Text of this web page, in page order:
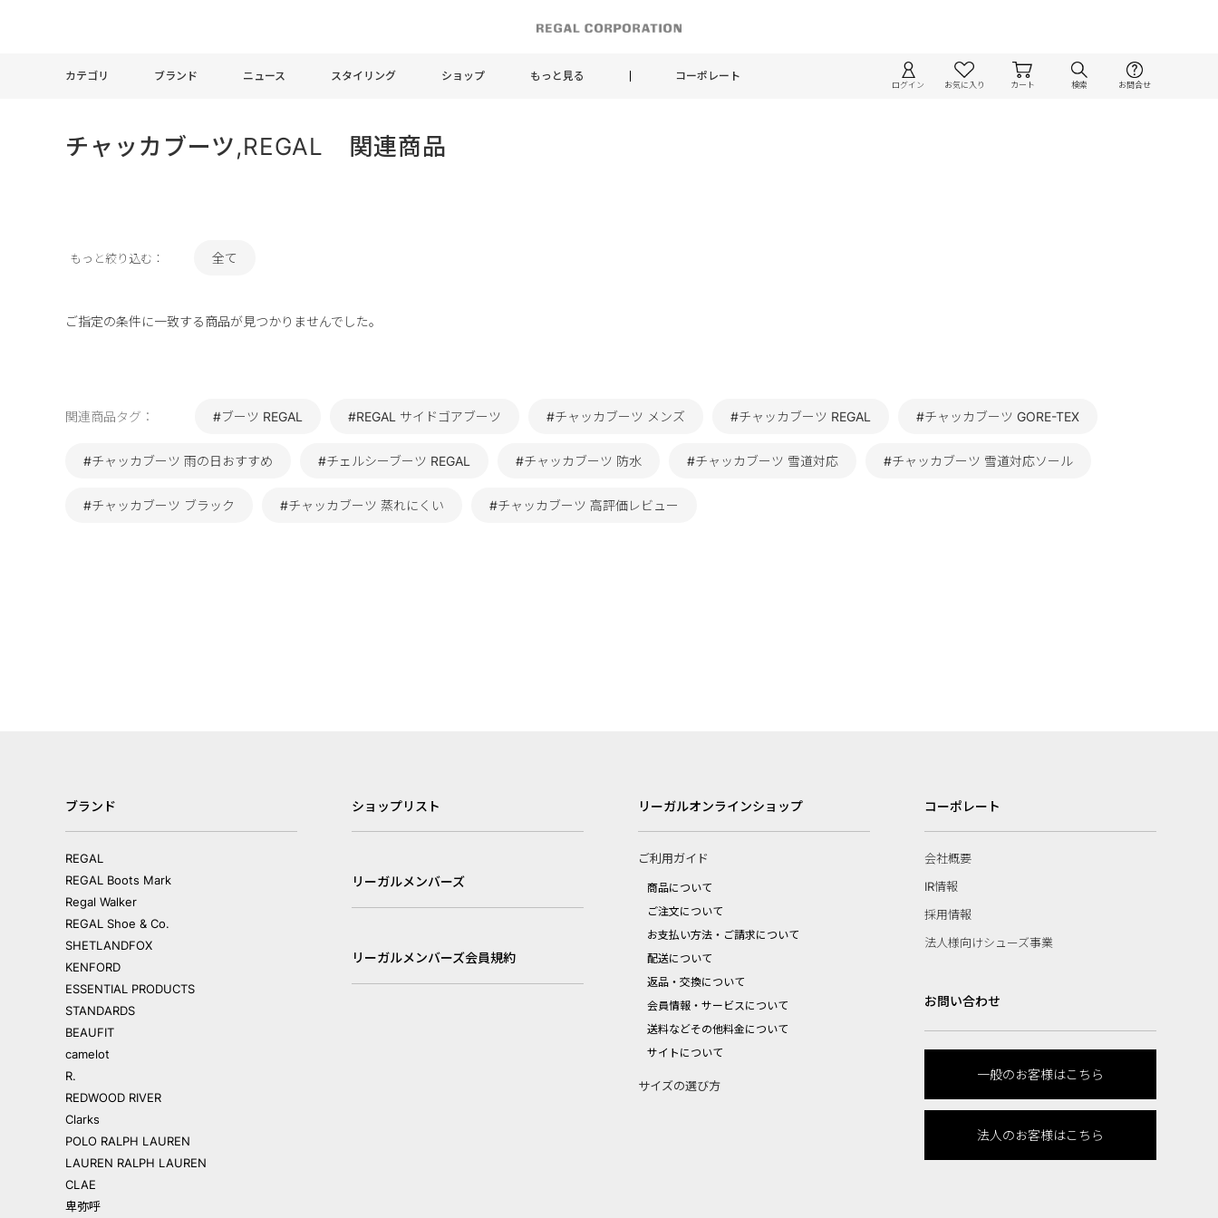
カテゴリ ブランド ニュース スタイリング ショップ もっと見る コーポレート
ログイン お気に入り カート 検索 お問合せ
チャッカブーツ,REGAL 関連商品
もっと絞り込む： 全て
ご指定の条件に一致する商品が見つかりませんでした。
関連商品タグ： #ブーツ REGAL #REGAL サイドゴアブーツ #チャッカブーツ メンズ #チャッカブーツ REGAL #チャッカブーツ GORE-TEX
#チャッカブーツ 雨の日おすすめ #チェルシーブーツ REGAL #チャッカブーツ 防水 #チャッカブーツ 雪道対応 #チャッカブーツ 雪道対応ソール
#チャッカブーツ ブラック #チャッカブーツ 蒸れにくい #チャッカブーツ 高評価レビュー
ブランド
REGAL
REGAL Boots Mark
Regal Walker
REGAL Shoe & Co.
SHETLANDFOX
KENFORD
ESSENTIAL PRODUCTS
STANDARDS
BEAUFIT
camelot
R.
REDWOOD RIVER
Clarks
POLO RALPH LAUREN
LAUREN RALPH LAUREN
CLAE
卑弥呼
ショップリスト
リーガルメンバーズ
リーガルメンバーズ会員規約
リーガルオンラインショップ
ご利用ガイド
商品について
ご注文について
お支払い方法・ご請求について
配送について
返品・交換について
会員情報・サービスについて
送料などその他料金について
サイトについて
サイズの選び方
コーポレート
会社概要
IR情報
採用情報
法人様向けシューズ事業
お問い合わせ
一般のお客様はこちら
法人のお客様はこちら